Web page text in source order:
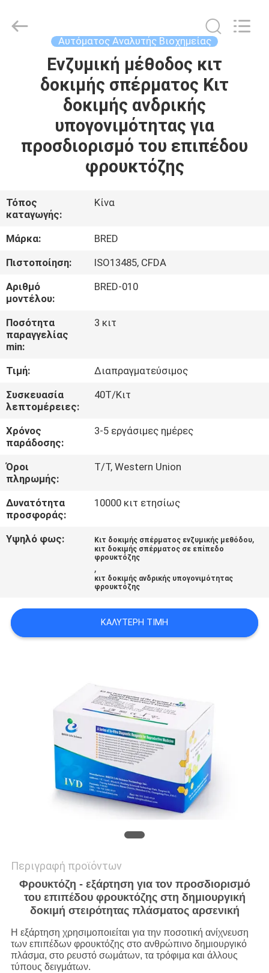
ΠΡΟΪΌΝΤΑ
ΒΊΝΤΕΟ
ΕΜΕΊΣ
ΓΎΡΟΣ
ΕΡΓΟΣΤΑΣΊΩΝ
ΠΟΙΟΤΙΚΌΣ
ΈΛΕΓΧΟΣ
ΜΑΣ
ΕΛΆΤΕ
ΣΕ
ΕΠΑΦΉ
ΜΕ
ΕΙΔΉΣΕΙΣ
ΙΣΤΟΛΌΓΙΟ
ΑΠΌΣΠΑΣΜΑ
SITEMAP
Science
Technology
Αυτόματος Αναλυτής Βιοχημείας
Ενζυμική μέθοδος κιτ
δοκιμής σπέρματος Κιτ
δοκιμής ανδρικής
υπογονιμότητας για
προσδιορισμό του επιπέδου
φρουκτόζης
Τόπος
καταγωγής:
Κίνα
Μάρκα:
BRED
Πιστοποίηση:
ISO13485, CFDA
Αριθμό
μοντέλου:
BRED-010
Ποσότητα
παραγγελίας
min:
3 κιτ
Τιμή:
Διαπραγματεύσιμος
Συσκευασία
λεπτομέρειες:
40Τ/Κιτ
Χρόνος
παράδοσης:
3-5 εργάσιμες ημέρες
Όροι
πληρωμής:
T/T, Western Union
Δυνατότητα
προσφοράς:
10000 κιτ ετησίως
Υψηλό φως: Κιτ δοκιμής σπέρματος ενζυμικής μεθόδου,
κιτ δοκιμής σπέρματος σε επίπεδο
φρουκτόζης
,
κιτ δοκιμής ανδρικής υπογονιμότητας
φρουκτόζης
ΚΑΛΎΤΕΡΗ ΤΙΜΉ
Περιγραφή προϊόντων
Φρουκτόζη - εξάρτηση για τον προσδιορισμό
του επιπέδου φρουκτόζης στη δημιουργική
δοκιμή στειρότητας πλάσματος αρσενική
Η εξάρτηση χρησιμοποιείται για την ποσοτική ανίχνευση
των επιπέδων φρουκτόζης στο ανθρώπινο δημιουργικό
πλάσμα, στο ρευστό σωμάτων, τα τρόφιμα και άλλους
τύπους δειγμάτων.